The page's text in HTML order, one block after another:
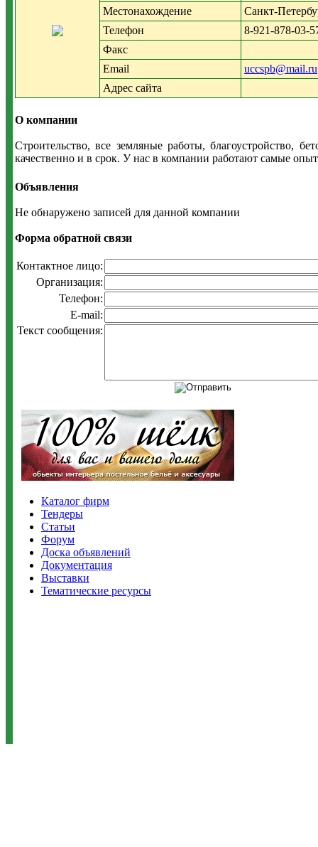
Местонахождение
Санкт-
Телефон
8-921-878-03-
Факс
Email
uccspb@mail.ru
Адрес сайта
О компании
Строительство, все земляные работы, благоустройство,
качественно и в срок. У нас в компании работают самые
Объявления
Не обнаружено записей для данной компании
Форма обратной связи
Контактное лицо:
Организация:
Телефон:
E-mail:
Текст сообщения:
Каталог фирм
Тендеры
Статьи
Форум
Доска объявлений
Документация
Выставки
Тематические ресурсы